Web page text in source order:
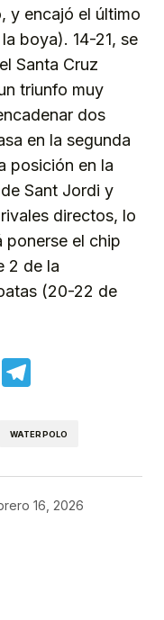
y encajó el último
boya). 14-21, se
Santa Cruz
triunfo muy
dos
en la segunda
posición en la
Sant Jordi y
directos, lo
ponerse el chip
2 de la
(20-22 de
LinkedIn
WATERPOLO
16, 2026